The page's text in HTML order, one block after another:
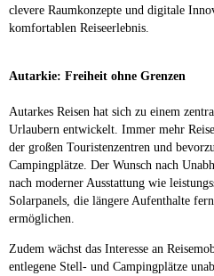
clevere Raumkonzepte und digitale
komfortablen Reiseerlebnis.
Autarkie: Freiheit ohne Grenzen
Autarkes Reisen hat sich zu einem
Urlaubern entwickelt. Immer mehr
der großen Touristenzentren und
Campingplätze. Der Wunsch nach
nach moderner Ausstattung wie
Solarpanels, die längere Aufenthalte
ermöglichen.
Zudem wächst das Interesse an
entlegene Stell- und Campingplätze